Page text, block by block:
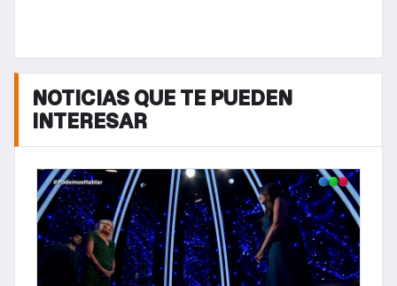
NOTICIAS QUE TE PUEDEN
INTERESAR